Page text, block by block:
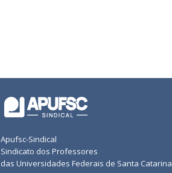
Apufsc-Sindical
Sindicato dos Professores
das Universidades Federais de Santa Catarina